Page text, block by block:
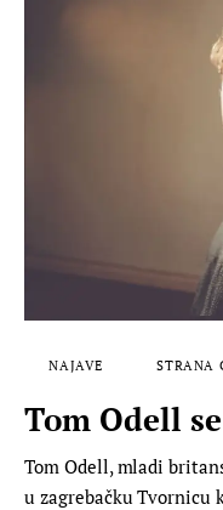
NAJAVE STRANA
Tom Odell
Tom Odell, mladi
u zagrebačku Tvornicu